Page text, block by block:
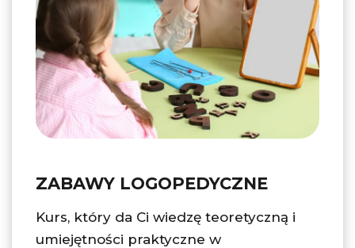
ZABAWY LOGOPEDYCZNE
Kurs, który da Ci wiedzę teoretyczną i
umiejętności praktyczne w